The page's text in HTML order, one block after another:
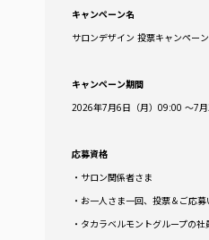
キャンペーン名
サロンデザイン 投票キャンペーン
キャンペーン期間
2026年7月6日（月）09:00 ～7
応募資格
・サロン関係者さま
・お一人さま一回、投票＆ご応
・タカラベルモントグループの